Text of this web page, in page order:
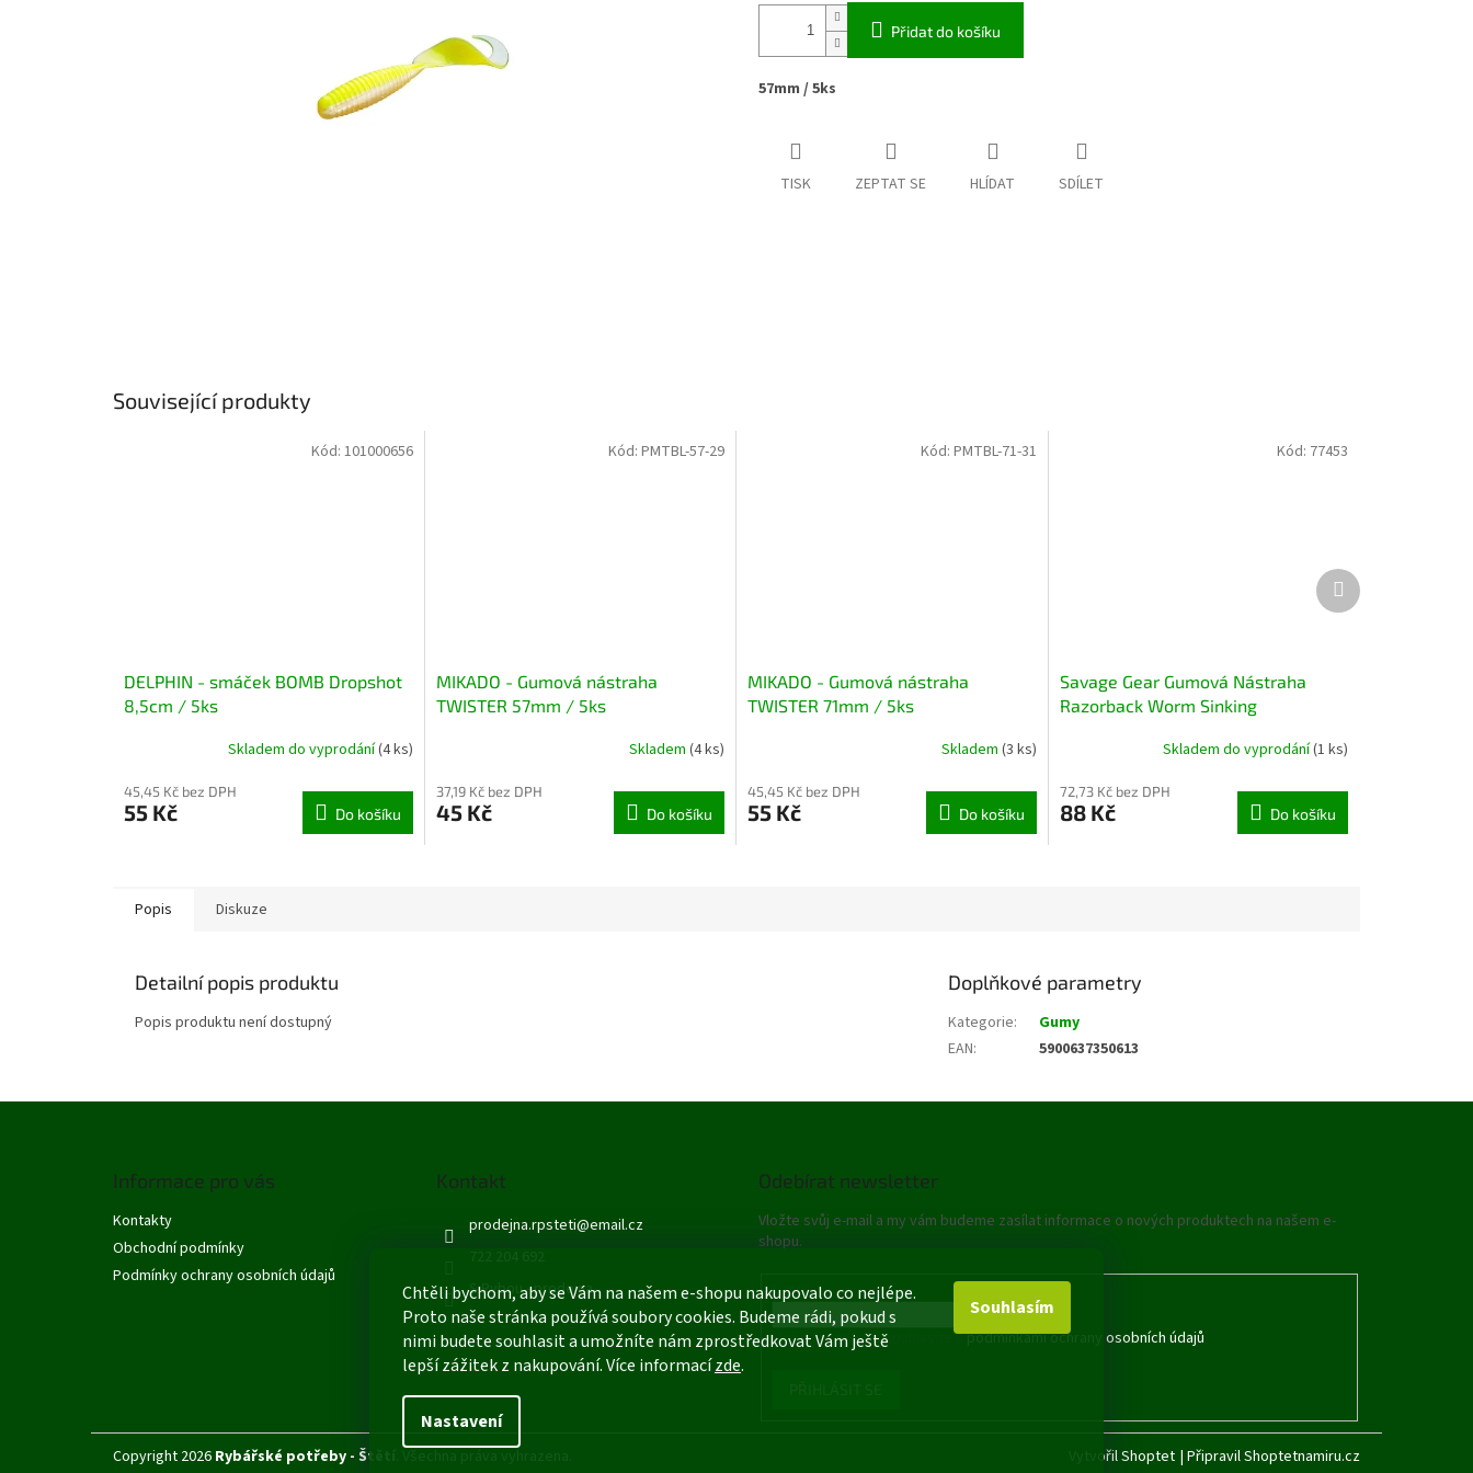
Chtěli bychom, aby se Vám na našem e-shopu nakupovalo co nejlépe.
Proto naše stránka používá soubory cookies. Budeme rádi, pokud s
nimi budete souhlasit a umožníte nám zprostředkovat Vám ještě
lepší zážitek z nakupování. Více informacízde.
Nastavení
Souhlasím
Přidat do košíku
57mm / 5ks
TISK ZEPTAT SE HLÍDAT SDÍLET
Související produkty
DELPHIN - smáček BOMB Dropshot
8,5cm / 5ks
Skladem do vyprodání(4 ks)
45,45 Kč bez DPH
55 Kč Do košíku
Kód: 101000656
MIKADO - Gumová nástraha
TWISTER 57mm / 5ks
Skladem (4 ks)
37,19 Kč bez DPH
45 Kč Do košíku
Kód: PMTBL-57-29
MIKADO - Gumová nástraha
TWISTER 71mm / 5ks
Skladem (3 ks)
45,45 Kč bez DPH
55 Kč Do košíku
Kód: PMTBL-71-31
Savage Gear Gumová Nástraha
Razorback Worm Sinking
Skladem do vyprodání(1 ks)
72,73 Kč bez DPH
88 Kč Do košíku
Kód: 77453
Další
produkt
Popis Diskuze
Detailní popis produktu
Popis produktu není dostupný
Doplňkové parametry
Kategorie:
Gumy
EAN: 5900637350613
Informace pro vás
Kontakty
Obchodní podmínky
Podmínky ochrany osobních údajů
Kontakt
prodejna.rpsteti@email.cz
S Rybou - prodejna
Odebírat newsletter
Vložte svůj e-mail a my vám budeme zasílat informace o nových produktech na našem e-
shopu.
E-mail
Vložením e-mailu souhlasíte spodmínkami ochrany osobních údajů
Vytvořil Shoptet | Připravil Shoptetnamiru.cz
Copyright 2026 Rybářské potřeby - Štětí